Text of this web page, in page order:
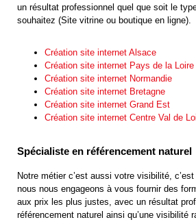
un résultat professionnel quel que soit le
souhaitez (Site vitrine ou boutique en ligne).
Création site internet Alsace
Création site internet Pays de la Loire
Création site internet Normandie
Création site internet Bretagne
Création site internet Grand Est
Création site internet Centre Val de
Spécialiste en référencement naturel
Notre métier c’est aussi votre visibilité,
nous nous engageons à vous fournir des
aux prix les plus justes, avec un résultat
référencement naturel ainsi qu’une visibilité